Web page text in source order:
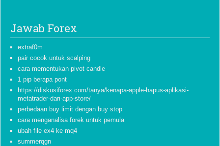
Jawab Forex
extraf0m
pair cocok untuk scalping
cara mementukan pivot candle
1 pip berapa pont
https://diskusiforex com/tanya/kenapa-apple-hapus-aplikasi-
metatrader-dari-app-store/
perbedaan buy limit dengan buy stop
cara menganalisa forek untuk pemula
ubah file ex4 ke mq4
summerqgn